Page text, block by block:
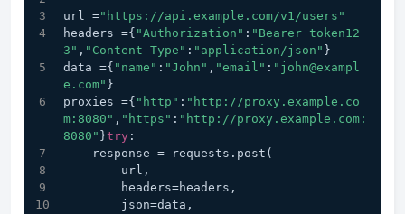
url ="https://api.example.com/v1/users"
headers ={ "Authorization" : "Bearer token12
3" , "Content-Type" : "application/json" }
data ={ "name" : "John" , "email" : "john@exampl
e.com" }
proxies ={ "http" : "http://proxy.example.co
m:8080" , "https" : "http://proxy.example.com:
8080" }try :
    response = requests.post(
        url,
        headers=headers,
        json=data,